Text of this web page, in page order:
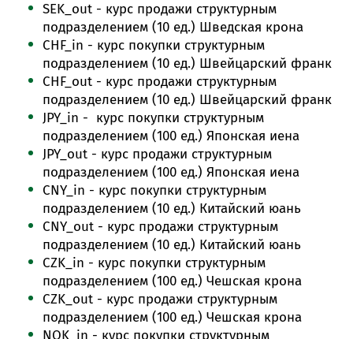
SEK_out - курс продажи структурным
подразделением (10 ед.) Шведская крона
CHF_in - курс покупки структурным
подразделением (10 ед.) Швейцарский франк
CHF_out - курс продажи структурным
подразделением (10 ед.) Швейцарский франк
JPY_in - курс покупки структурным
подразделением (100 ед.) Японская иена
JPY_out - курс продажи структурным
подразделением (100 ед.) Японская иена
CNY_in - курс покупки структурным
подразделением (10 ед.) Китайский юань
CNY_out - курс продажи структурным
подразделением (10 ед.) Китайский юань
CZK_in - курс покупки структурным
подразделением (100 ед.) Чешская крона
CZK_out - курс продажи структурным
подразделением (100 ед.) Чешская крона
NOK_in - курс покупки структурным